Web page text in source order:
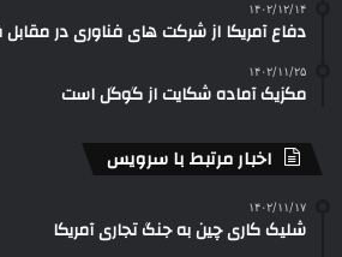
۱۴۰۲/۱۲/۱۴
دفاع آمریکا از شرکت های فناوری در مقابل
۱۴۰۲/۱۱/۲۵
مکزیک آماده شکایت از گوگل است
اخبار مرتبط با سرویس
۱۴۰۲/۱۱/۱۷
شلیک کاری چین به جنگ تجاری آمریکا